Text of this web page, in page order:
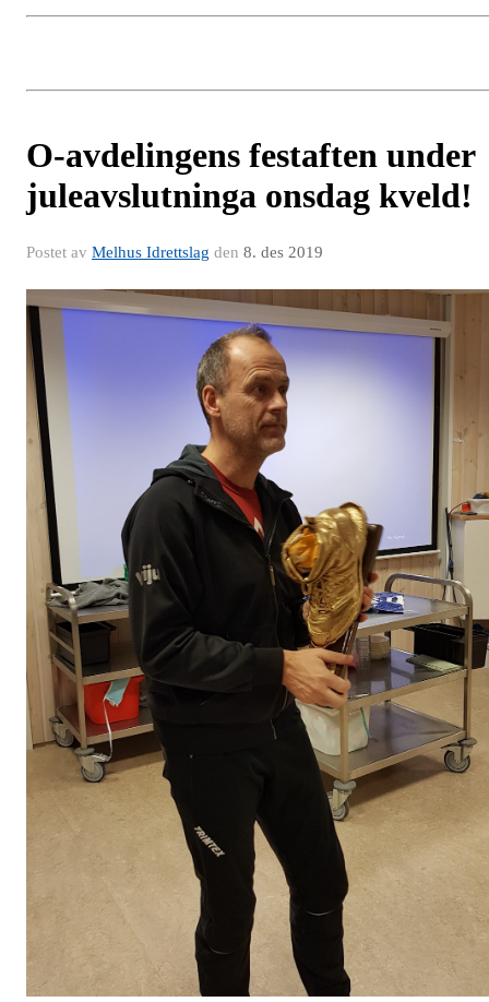
O-avdelingens festaften under
juleavslutninga onsdag kveld!
Postet av Melhus Idrettslag den 8. des 2019